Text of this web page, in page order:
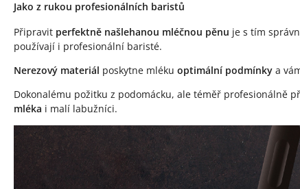
Jako z rukou profesionálních baristů
Připravit perfektně našlehanou mléčnou pěnu je s tím
používají i profesionální baristé.
Nerezový materiál poskytne mléku optimální podmínky a
Dokonalému požitku z podomácku, ale téměř profesionálně
mléka i malí labužníci.